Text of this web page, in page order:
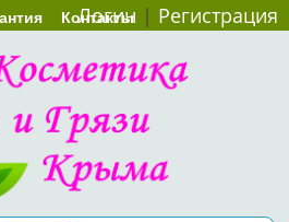
Контакты
Логин | Регистрация